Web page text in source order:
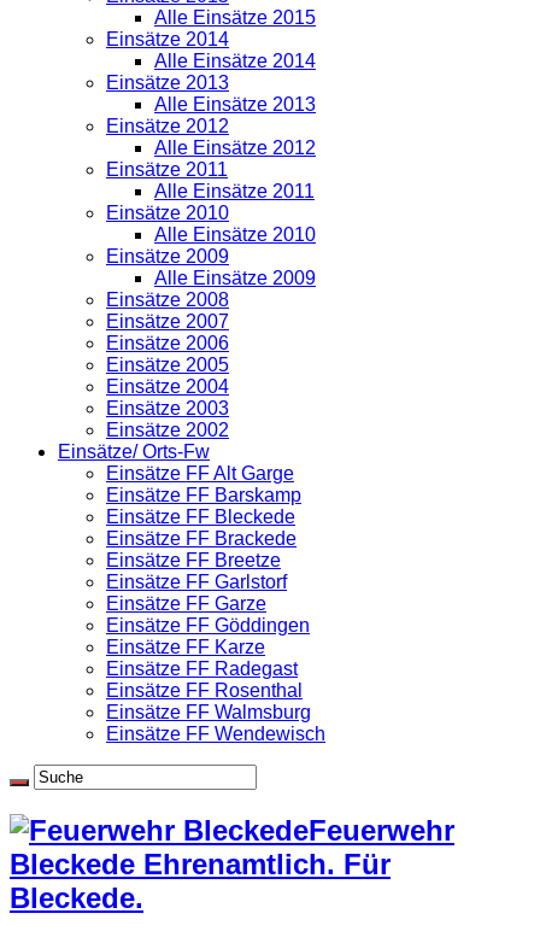
Alle Einsätze 2015
Einsätze 2014
Alle Einsätze 2014
Einsätze 2013
Alle Einsätze 2013
Einsätze 2012
Alle Einsätze 2012
Einsätze 2011
Alle Einsätze 2011
Einsätze 2010
Alle Einsätze 2010
Einsätze 2009
Alle Einsätze 2009
Einsätze 2008
Einsätze 2007
Einsätze 2006
Einsätze 2005
Einsätze 2004
Einsätze 2003
Einsätze 2002
Einsätze/ Orts-Fw
Einsätze FF Alt Garge
Einsätze FF Barskamp
Einsätze FF Bleckede
Einsätze FF Brackede
Einsätze FF Breetze
Einsätze FF Garlstorf
Einsätze FF Garze
Einsätze FF Göddingen
Einsätze FF Karze
Einsätze FF Radegast
Einsätze FF Rosenthal
Einsätze FF Walmsburg
Einsätze FF Wendewisch
Feuerwehr
Bleckede Ehrenamtlich. Für
Bleckede.